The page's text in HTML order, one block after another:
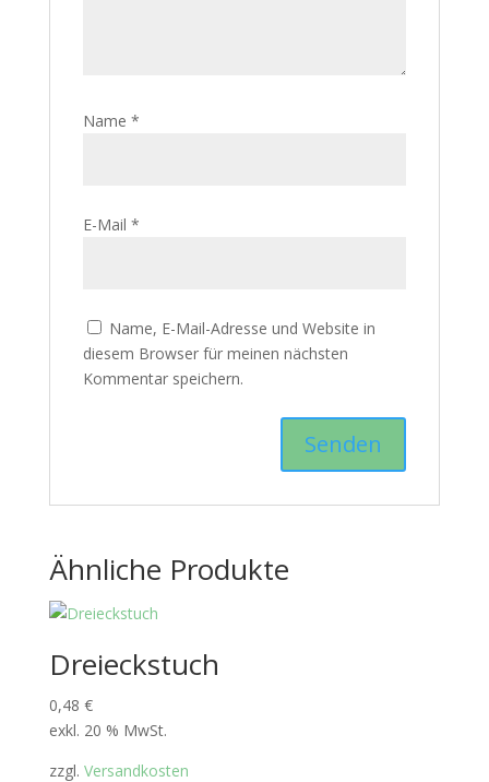
Name *
E-Mail *
Name, E-Mail-Adresse und Website in
diesem Browser für meinen nächsten
Kommentar speichern.
Ähnliche Produkte
Dreieckstuch
0,48 €
exkl. 20 % MwSt.
zzgl. Versandkosten